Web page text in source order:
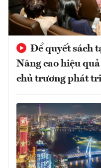
Để quyết sách
Nâng cao hiệu
chủ trương phát